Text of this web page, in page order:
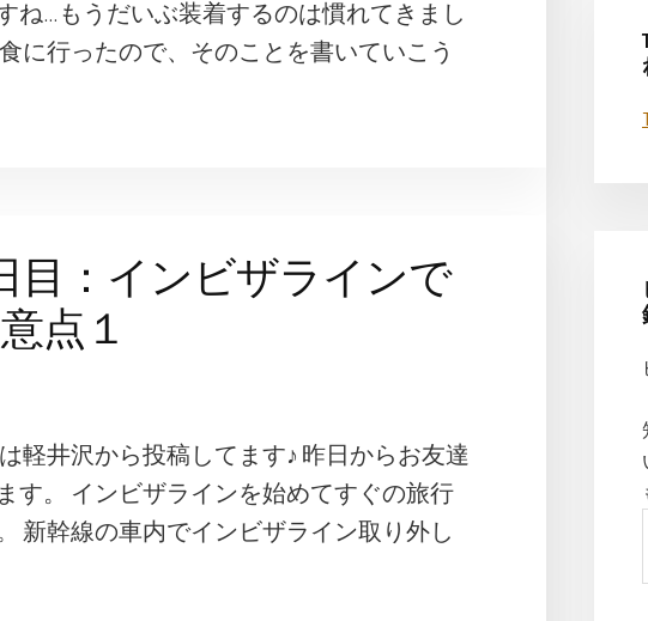
ね…もうだいぶ装着するのは慣れてきまし
に行ったので、そのことを書いていこう
目：インビザラインで
点１
軽井沢から投稿してます♪ 昨日からお友達
す。 インビザラインを始めてすぐの旅行
新幹線の車内でインビザライン取り外し